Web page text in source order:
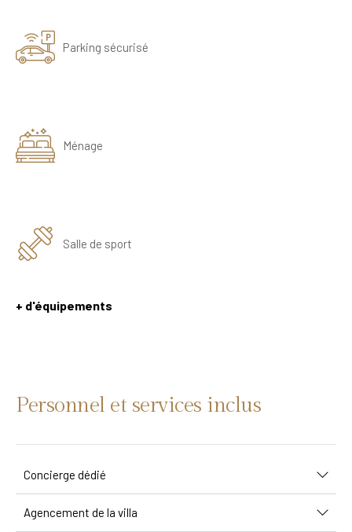
Parking sécurisé
Ménage
Salle de sport
+ d'équipements
Personnel et services inclus
Concierge dédié
Agencement de la villa